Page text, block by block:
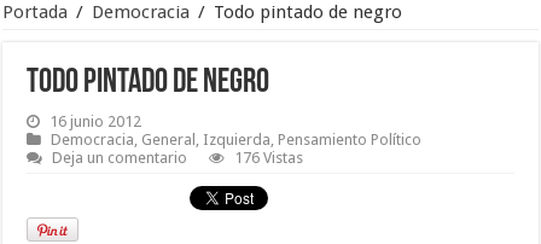
Portada / Democracia / Todo pintado de negro
Todo pintado de negro
16 junio 2012
Democracia, General , Izquierda, Pensamiento Político
Deja un comentario
176 Vistas